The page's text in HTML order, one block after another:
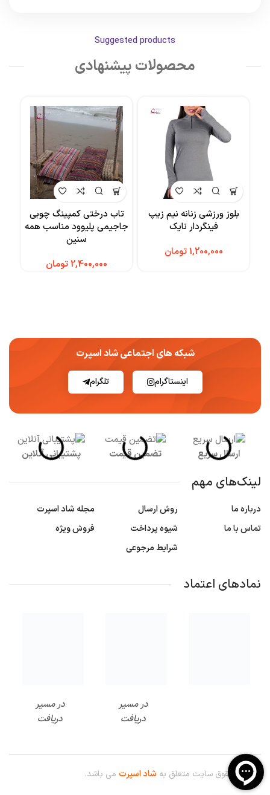
Suggested products
محصولات پیشنهادی
بلوز ورزشی زنانه نیم زیپ
فینگردار نایک
تومان
تاب درختی کمپینگ چوبی
جاجیمی پلیوود مناسب همه
سنین
تومان
شبکه های اجتماعی شاد اسپرت
اینستاگرام تلگرام
ارسال سریع تضمین قیمت پشتیبانی آنلاین
لینک‌های مهم
درباره ما
تماس با ما
روش ارسال
شیوه پرداخت
شرایط مرجوعی
مجله شاد اسپرت
فروش ویژه
نمادهای اعتماد
در مسیر
دریافت
در مسیر
دریافت
© کلیه حقوق سایت متعلق به شاد اسپرت می باشد.